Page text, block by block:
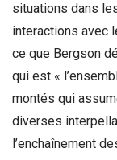
situations dans
interactions avec
ce que Bergson
qui est «
montés qui
diverses
l’enchaînement